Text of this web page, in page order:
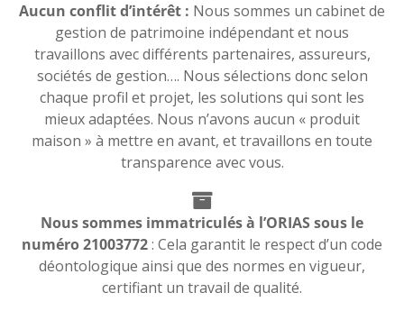
Aucun conflit d’intérêt : Nous sommes un cabinet de
gestion de patrimoine indépendant et nous
travaillons avec différents partenaires, assureurs,
sociétés de gestion…. Nous sélections donc selon
chaque profil et projet, les solutions qui sont les
mieux adaptées. Nous n’avons aucun « produit
maison » à mettre en avant, et travaillons en toute
transparence avec vous.
Nous sommes immatriculés à l’ORIAS sous le
numéro 21003772: Cela garantit le respect d’un code
déontologique ainsi que des normes en vigueur,
certifiant un travail de qualité.